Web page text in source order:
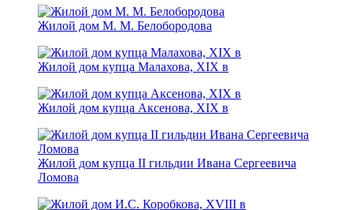
Жилой дом М. М. Белобородова
Жилой дом купца Малахова, XIX в
Жилой дом купца Аксенова, ХIХ в
Жилой дом купца II гильдии Ивана Сергеевича
Ломова